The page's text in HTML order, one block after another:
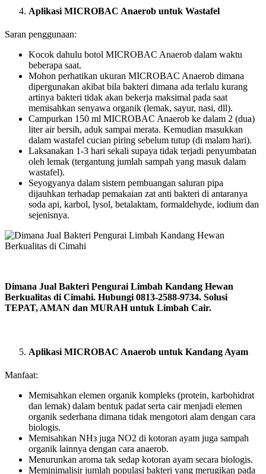
Aplikasi MICROBAC Anaerob untuk Wastafel
Saran penggunaan:
Kocok dahulu botol MICROBAC Anaerob dalam waktu
beberapa saat.
Mohon perhatikan ukuran MICROBAC Anaerob dimana
dipergunakan akibat bila bakteri dimana ada terlalu kurang
artinya bakteri tidak akan bekerja maksimal pada saat
memisahkan senyawa organik (lemak, sayur, nasi, dll).
Campurkan 150 ml MICROBAC Anaerob ke dalam 2 (dua)
liter air bersih, aduk sampai merata. Kemudian masukkan
dalam wastafel cucian piring sebelum tutup (di malam hari).
Laksanakan 1-3 hari sekali supaya tidak terjadi penyumbatan
oleh lemak (tergantung jumlah sampah yang masuk dalam
wastafel).
Seyogyanya dalam sistem pembuangan saluran pipa
dijauhkan terhadap pemakaian zat anti bakteri di antaranya
soda api, karbol, lysol, betalaktam, formaldehyde, iodium dan
sejenisnya.
Dimana Jual Bakteri Pengurai Limbah Kandang Hewan
Berkualitas di Cimahi. Hubungi 0813-2588-9734. Solusi
TEPAT, AMAN dan MURAH untuk Limbah Cair.
Aplikasi MICROBAC Anaerob untuk Kandang Ayam
Manfaat:
Memisahkan elemen organik kompleks (protein, karbohidrat
dan lemak) dalam bentuk padat serta cair menjadi elemen
organik sederhana dimana tidak mengotori alam dengan cara
biologis.
Memisahkan NHз juga NO2 di kotoran ayam juga sampah
organik lainnya dengan cara anaerob.
Menurunkan aroma tak sedap kotoran ayam secara biologis.
Meminimalisir jumlah populasi bakteri yang merugikan pada